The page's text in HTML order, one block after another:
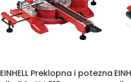
EINHELL Preklopna i potezna